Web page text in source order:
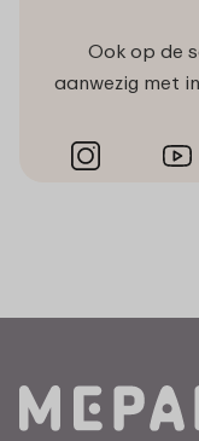
Ook op de
aanwezig met